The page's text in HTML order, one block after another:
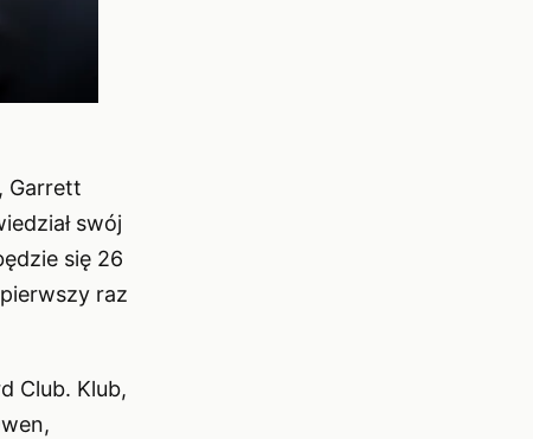
Garrett
swój
się 26
raz
Club. Klub,